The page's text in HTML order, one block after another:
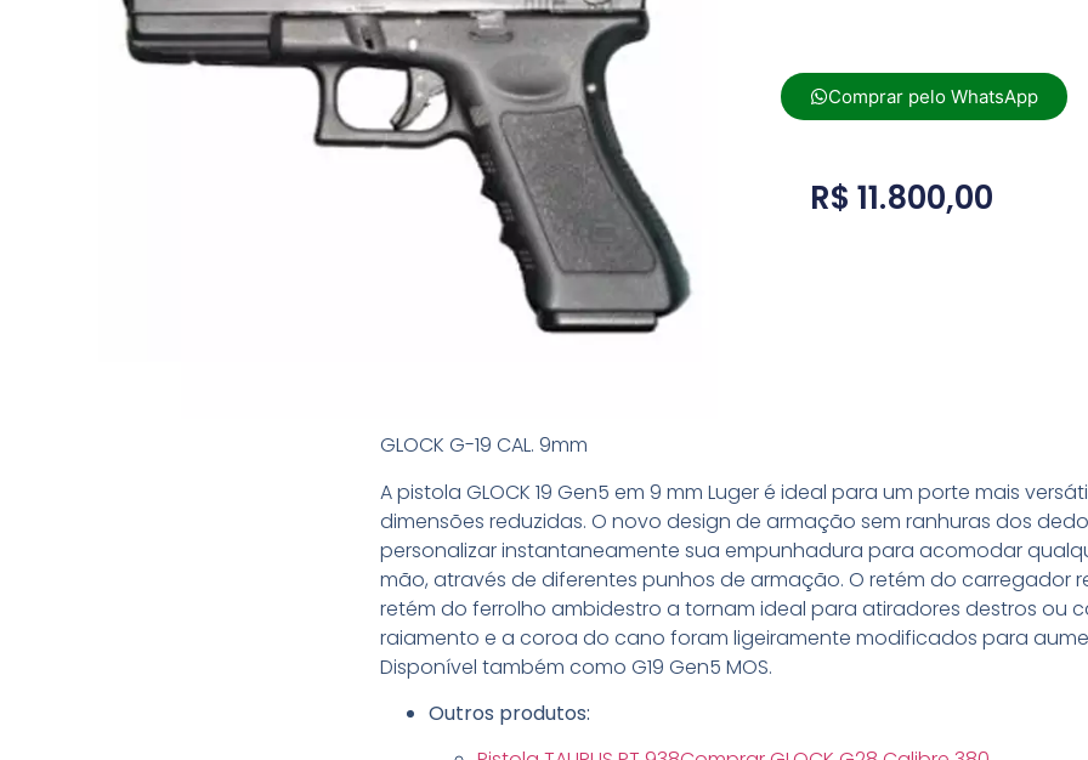
Comprar pelo WhatsApp
R$ 11.800,00
GLOCK G-19 CAL. 9mm
A pistola GLOCK 19 Gen5 em 9 mm Luger é ideal para um porte mais
dimensões reduzidas. O novo design de armação sem ranhuras dos
personalizar instantaneamente sua empunhadura para acomodar
mão, através de diferentes punhos de armação. O retém do carregador
retém do ferrolho ambidestro a tornam ideal para atiradores destros ou
raiamento e a coroa do cano foram ligeiramente modificados para
Disponível também como G19 Gen5 MOS.
Outros produtos: